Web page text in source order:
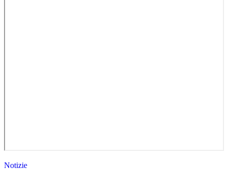
Notizie